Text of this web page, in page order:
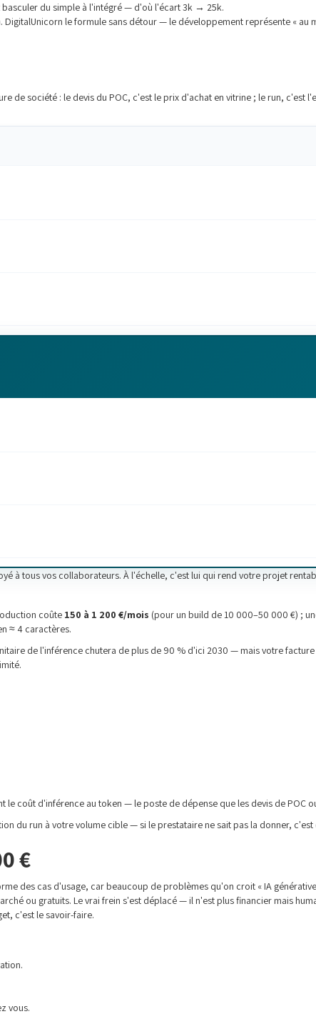
basculer du simple à l'intégré — d'où l'écart 3k → 25k.
le formule sans détour — le développement représente « au
de société : le devis du POC, c'est le prix d'achat en vitrine ; le run, c'est
à tous vos collaborateurs. À l'échelle, c'est lui qui rend votre projet
coûte 150 à 1 200 €/mois (pour un build de 10 000–50 000 €) ;
≈ 4 caractères.
de l'inférence chutera de plus de 90 % d'ici 2030 — mais votre facture
le coût d'inférence au token — le poste de dépense que les devis de POC
du run à votre volume cible — si le prestataire ne sait pas la donner, c'est
€
des cas d'usage, car beaucoup de problèmes qu'on croit « IA
ou gratuits. Le vrai frein s'est déplacé — il n'est plus financier mais
c'est le savoir-faire.
vous.